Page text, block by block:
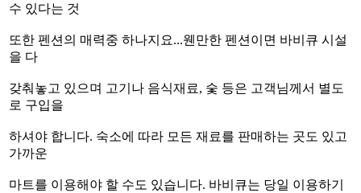
수 있다는 것
또한 펜션의 매력중 하나지요...웬만한 펜션이면 바비큐 시설
을 다
갖춰놓고 있으며 고기나 음식재료, 숯 등은 고객님께서 별도
로 구입을
하셔야 합니다. 숙소에 따라 모든 재료를 판매하는 곳도 있고
가까운
마트를 이용해야 할 수도 있습니다. 바비큐는 당일 이용하기